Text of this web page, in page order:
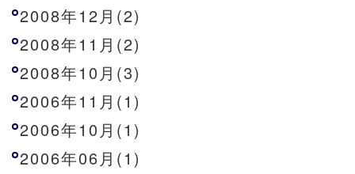
2008年12月(2)
2008年11月(2)
2008年10月(3)
2006年11月(1)
2006年10月(1)
2006年06月(1)